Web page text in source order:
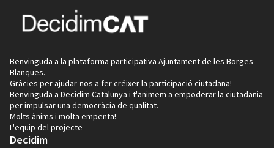
Benvinguda a la plataforma participativa Ajuntament de les Borges
Blanques.
Gràcies per ajudar-nos a fer créixer la participació ciutadana!
Benvinguda a Decidim Catalunya i t'animem a empoderar la ciutadania
per impulsar una democràcia de qualitat.
Molts ànims i molta empenta!
L'equip del projecte
Decidim